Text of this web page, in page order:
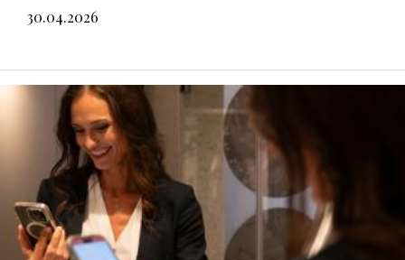
30.04.2026